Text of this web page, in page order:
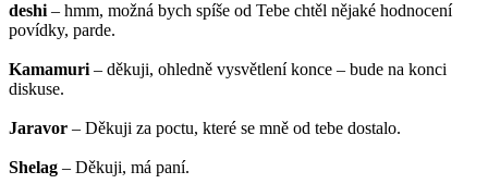
deshi – hmm, možná bych spíše od Tebe chtěl nějaké hodnocení
povídky, parde.
Kamamuri – děkuji, ohledně vysvětlení konce – bude na konci
diskuse.
Jaravor – Děkuji za poctu, které se mně od tebe dostalo.
Shelag – Děkuji, má paní.